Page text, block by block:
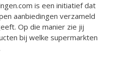
is een initiatief dat
aanbiedingen verzameld
Op die manier zie jij
bij welke supermarkten